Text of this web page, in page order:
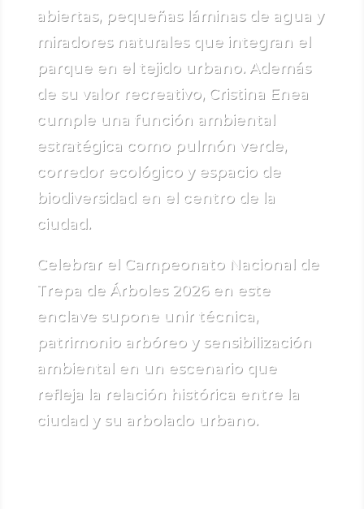
abiertas, pequeñas láminas de agua y
miradores naturales que integran el
parque en el tejido urbano. Además
de su valor recreativo, Cristina Enea
cumple una función ambiental
estratégica como pulmón verde,
corredor ecológico y espacio de
biodiversidad en el centro de la
ciudad.
Celebrar el Campeonato Nacional de
Trepa de Árboles 2026 en este
enclave supone unir técnica,
patrimonio arbóreo y sensibilización
ambiental en un escenario que
refleja la relación histórica entre la
ciudad y su arbolado urbano.